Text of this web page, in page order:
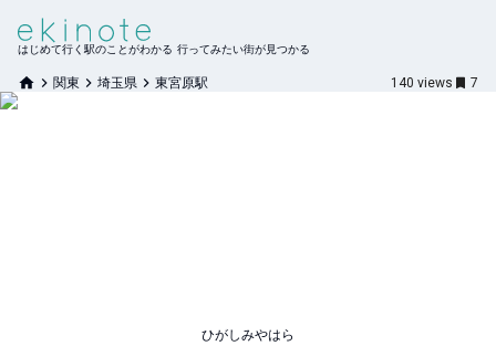
はじめて行く駅のことがわかる 行ってみたい街が見つかる
関東 埼玉県 東宮原駅 140 views 7
ひがしみやはら